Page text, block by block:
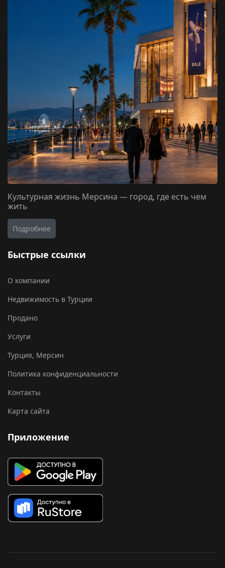
Культурная жизнь Мерсина — город, где есть чем
жить
Подробнее
Быстрые ссылки
О компании
Недвижимость в Турции
Продано
Услуги
Турция, Мерсин
Политика конфиденциальности
Контакты
Карта сайта
Приложение